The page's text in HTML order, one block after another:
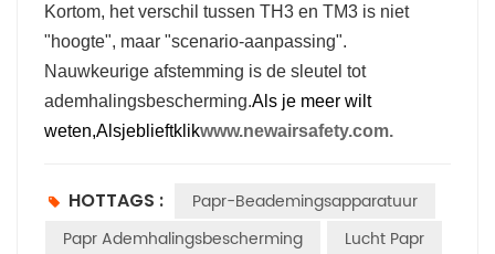
Kortom, het verschil tussen TH3 en TM3 is niet
"hoogte", maar "scenario-aanpassing".
Nauwkeurige afstemming is de sleutel tot
ademhalingsbescherming.Als je meer wilt
weten,Alsjeblieftklikwww.newairsafety.com.
HOTTAGS :
Papr-Beademingsapparatuur
Papr Ademhalingsbescherming
Lucht Papr